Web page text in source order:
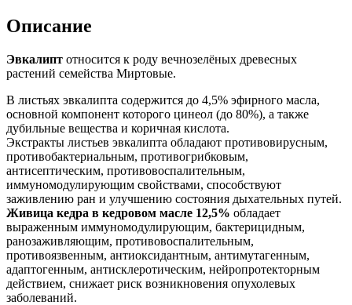
Описание
Эвкалипт относится к роду вечнозелёных древесных
растений семейства Миртовые.
В листьях эвкалипта содержится до 4,5% эфирного масла,
основной компонент которого цинеол (до 80%), а также
дубильные вещества и коричная кислота.
Экстракты листьев эвкалипта обладают противовирусным,
противобактериальным, противогрибковым,
антисептическим, противовоспалительным,
иммуномодулирующим свойствами, способствуют
заживлению ран и улучшению состояния дыхательных путей.
Живица кедра в кедровом масле 12,5% обладает
выраженным иммуномодулирующим, бактерицидным,
ранозаживляющим, противовоспалительным,
противоязвенным, антиоксидантным, антимутагенным,
адаптогенным, антисклеротическим, нейропротекторным
действием, снижает риск возникновения опухолевых
заболеваний.